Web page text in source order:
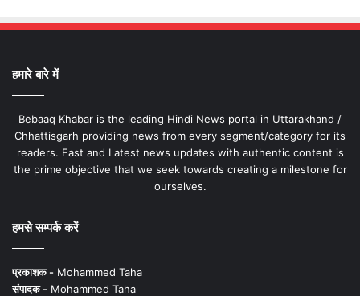
हमारे बारे में
Bebaaq Khabar is the leading Hindi News portal in Uttarakhand /
Chhattisgarh providing news from every segment/category for its
readers. Fast and Latest news updates with authentic content is
the prime objective that we seek towards creating a milestone for
ourselves.
हमसे सम्पर्क करें
प्रकाशक - Mohammed Taha
संपादक - Mohammed Taha